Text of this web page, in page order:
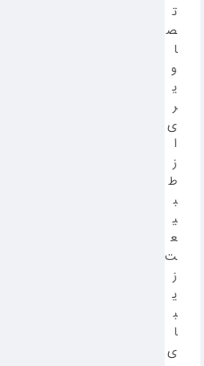
ت
ص
ا
و
ی
ر
ی
ا
ز
ط
ب
ی
ع
ت
ز
ی
ب
ا
ی